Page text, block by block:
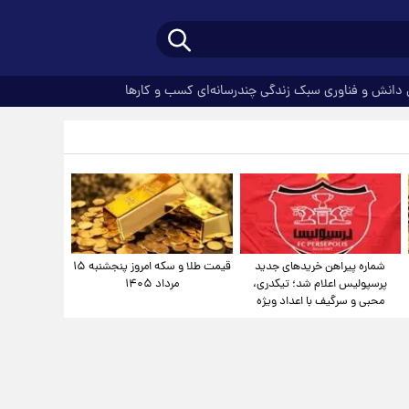
دانش و فناوری سبک زندگیچندرسانه‌ای کسب و کارها
شماره پیراهن خریدهای جدید
پرسپولیس اعلام شد؛ تیکدری،
محبی و سرگیف با اعداد ویژه
قیمت طلا و سکه امروز پنجشنبه ۱۵
مرداد ۱۴۰۵